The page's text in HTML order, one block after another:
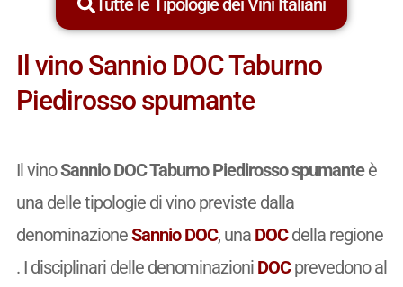
Tutte le Tipologie dei Vini Italiani
Il vino Sannio DOC Taburno
Piedirosso spumante
Il vinoSannio DOC Taburno Piedirosso spumanteè
una delle tipologie di vino previste dalla
denominazioneSannio DOC, una DOCdella regione
. I disciplinari delle denominazioni DOCprevedono al